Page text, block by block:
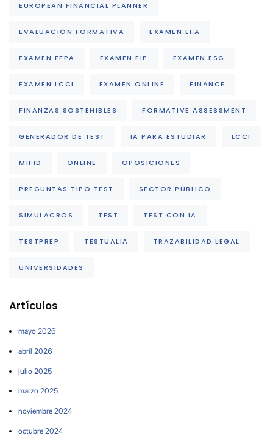
EUROPEAN FINANCIAL PLANNER
EVALUACIÓN FORMATIVA EXAMEN EFA
EXAMEN EFPA EXAMEN EIP EXAMEN ESG
EXAMEN LCCI EXAMEN ONLINE FINANCE
FINANZAS SOSTENIBLES FORMATIVE ASSESSMENT
GENERADOR DE TEST IA PARA ESTUDIAR LCCI
MIFID ONLINE OPOSICIONES
PREGUNTAS TIPO TEST SECTOR PÚBLICO
SIMULACROS TEST TEST CON IA
TESTPREP TESTUALIA TRAZABILIDAD LEGAL
UNIVERSIDADES
Artículos
mayo 2026
abril 2026
julio 2025
marzo 2025
noviembre 2024
octubre 2024